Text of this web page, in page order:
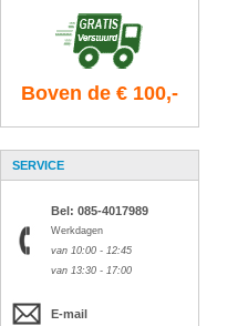
Boven de € 100,-
SERVICE
Bel: 085-4017989
Werkdagen
van 10:00 - 12:45
van 13:30 - 17:00
E-mail